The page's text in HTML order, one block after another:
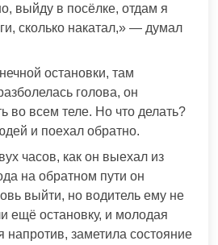
выйду в посёлке, отдам я
сколько накатал,» — думал
остановки, там
голова, он
во всем теле. Но что делать?
и поехал обратно.
часов, как он выехал из
на обратном пути он
выйти, но водитель ему не
ещё остановку, и молодая
заметила состояние